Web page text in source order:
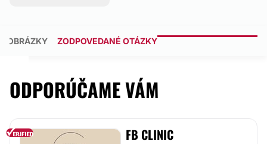
OBRÁZKY ZODPOVEDANÉ OTÁZKY
ODPORÚČAME VÁM
FB CLINIC